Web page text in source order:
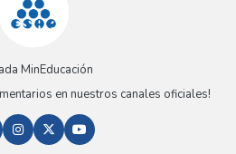
MinEducación
en nuestros canales oficiales!